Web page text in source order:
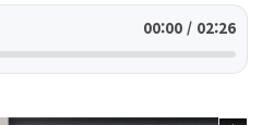
00:00 / 02:26